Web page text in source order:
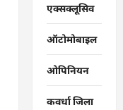
एक्सक्लूसिव
ऑटोमोबाइल
ओपिनियन
कवर्धा जिला